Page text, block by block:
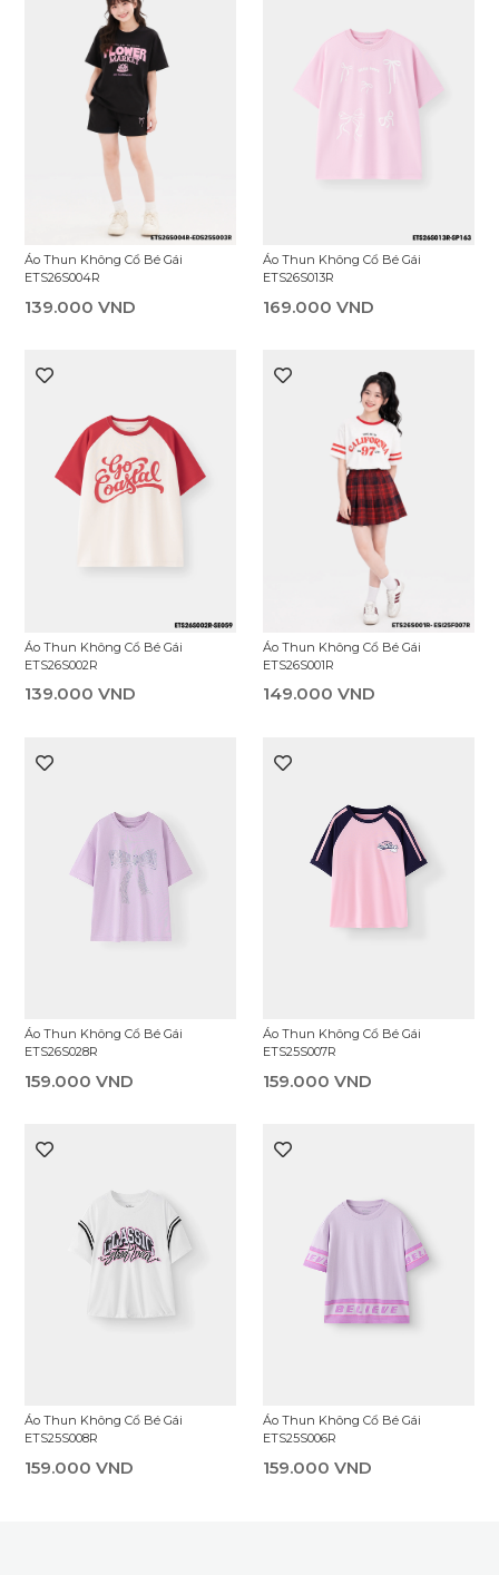
Áo Thun Không Cổ Bé Gái
ETS26S004R
139.000 VND
Áo Thun Không Cổ Bé Gái
ETS26S013R
169.000 VND
Áo Thun Không Cổ Bé Gái
ETS26S002R
139.000 VND
Áo Thun Không Cổ Bé Gái
ETS26S001R
149.000 VND
Áo Thun Không Cổ Bé Gái
ETS26S028R
159.000 VND
Áo Thun Không Cổ Bé Gái
ETS25S007R
159.000 VND
Áo Thun Không Cổ Bé Gái
ETS25S008R
159.000 VND
Áo Thun Không Cổ Bé Gái
ETS25S006R
159.000 VND